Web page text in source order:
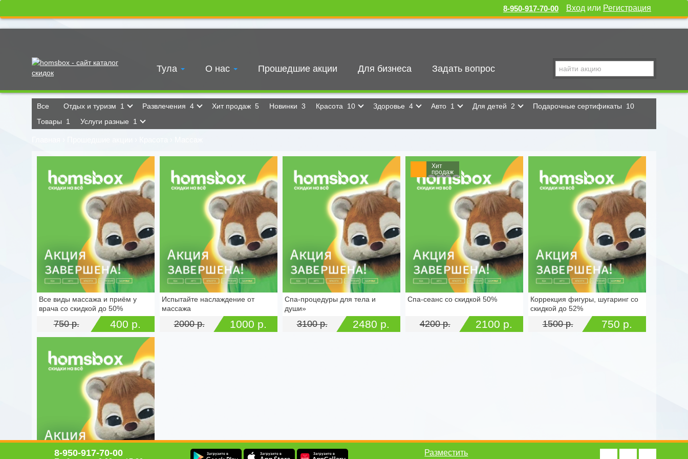
Вход или Регистрация
8-950-917-70-00
Тула О нас Прошедшие акции Для бизнеса Задать вопрос
Все Отдых и туризм 1 Развлечения 4 Хит продаж 5 Новинки 3 Красота 10 Здоровье 4 Авто 1 Для детей 2 Подарочные сертификаты
10
Товары
1 Услуги разные 1
г. Тула, пр-кт Ленина, д. 87/3
(Стадион «Арсенал» восточная
трибуна)
Все виды массажа и приём у
врача со скидкой до 50%
750 р. 400 р.
г. Тула, ул. Станиславского, д.
Испытайте наслаждение от
массажа
2000 р. 1000 р.
г. Тула, ул. Вересаева, д. 10А
Спа‑процедуры для тела и
души»
3100 р. 2480 р.
Хит
продаж
г. Тула ул. Революции, д. 3а
Спа-сеанс со скидкой 50%
4200 р. 2100 р.
г. Тула, пр-кт Ленина, д. 40
Коррекция фигуры, шугаринг со
скидкой до 52%
1500 р. 750 р.
8-950-917-70-00
Разместить